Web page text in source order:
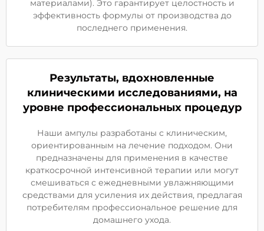
материалами). Это гарантирует целостность и
эффективность формулы от производства до
последнего применения.
Результаты, вдохновленные
клиническими исследованиями, на
уровне профессиональных процедур
Наши ампулы разработаны с клиническим,
ориентированным на лечение подходом. Они
предназначены для применения в качестве
краткосрочной интенсивной терапии или могут
смешиваться с ежедневными увлажняющими
средствами для усиления их действия, предлагая
потребителям профессиональное решение для
домашнего ухода.